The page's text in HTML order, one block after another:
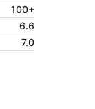
100+
6.6
7.0